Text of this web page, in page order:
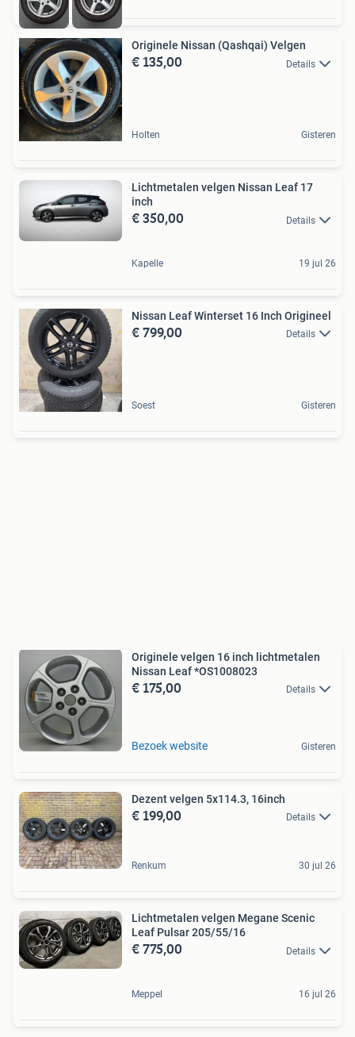
Originele Nissan (Qashqai) Velgen
€ 135,00 Details
Holten Gisteren
Lichtmetalen velgen Nissan Leaf 17
inch
€ 350,00 Details
Kapelle 19 jul 26
Nissan Leaf Winterset 16 Inch Origineel
€ 799,00 Details
Soest Gisteren
Originele velgen 16 inch lichtmetalen
Nissan Leaf *OS1008023
€ 175,00 Details
Bezoek website Gisteren
Dezent velgen 5x114.3, 16inch
€ 199,00 Details
Renkum 30 jul 26
Lichtmetalen velgen Megane Scenic
Leaf Pulsar 205/55/16
€ 775,00 Details
Meppel 16 jul 26